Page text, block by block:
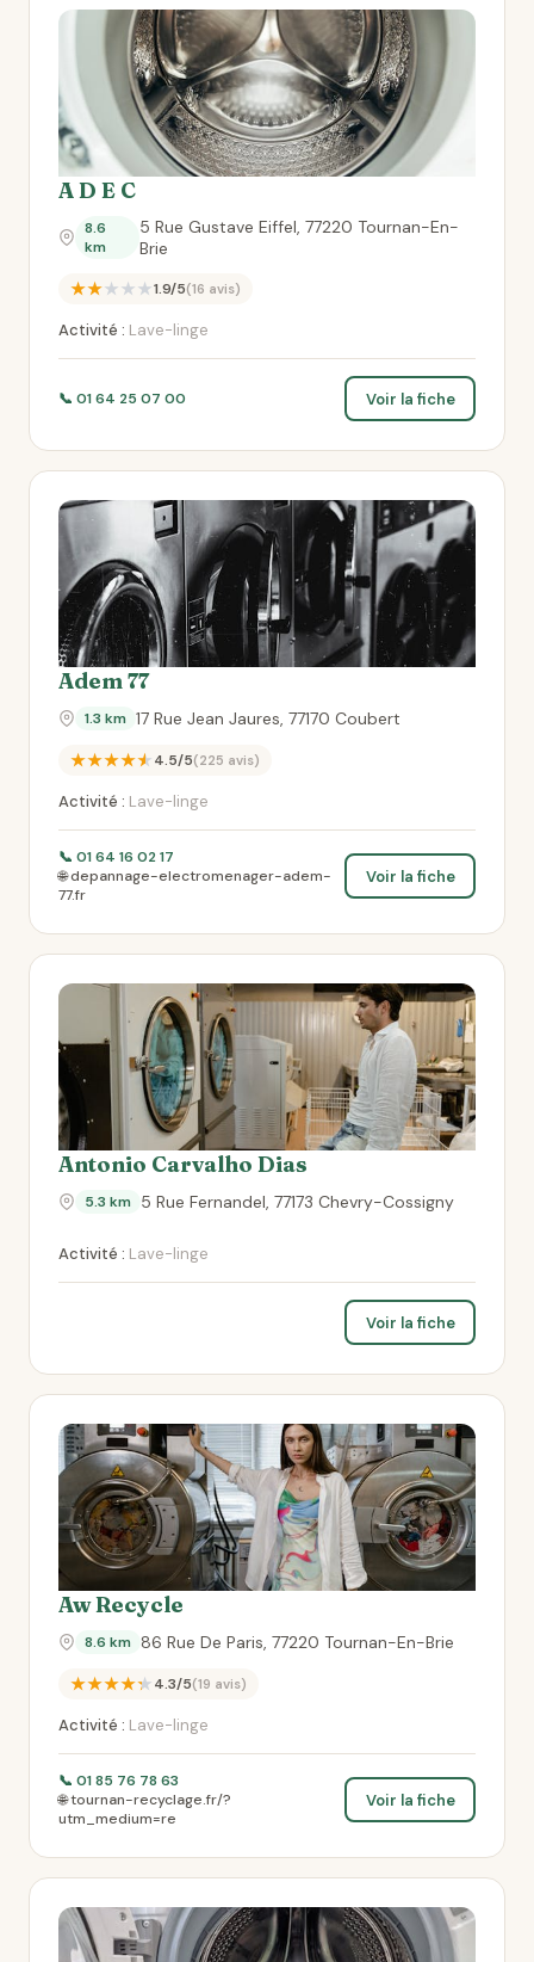
A D E C
8.6
km
5 Rue Gustave Eiffel, 77220 Tournan-En-
Brie
★★★★★1.9/5(16 avis)
Activité : Lave-linge
📞 01 64 25 07 00 Voir la fiche
Adem 77
1.3 km 17 Rue Jean Jaures, 77170 Coubert
★★★★★4.5/5(225 avis)
Activité : Lave-linge
📞 01 64 16 02 17
🌐 depannage-electromenager-adem-
77.fr
Voir la fiche
Antonio Carvalho Dias
5.3 km 5 Rue Fernandel, 77173 Chevry-Cossigny
Activité : Lave-linge
Voir la fiche
Aw Recycle
8.6 km 86 Rue De Paris, 77220 Tournan-En-Brie
★★★★★4.3/5(19 avis)
Activité : Lave-linge
📞 01 85 76 78 63
🌐 tournan-recyclage.fr/?
utm_medium=re
Voir la fiche